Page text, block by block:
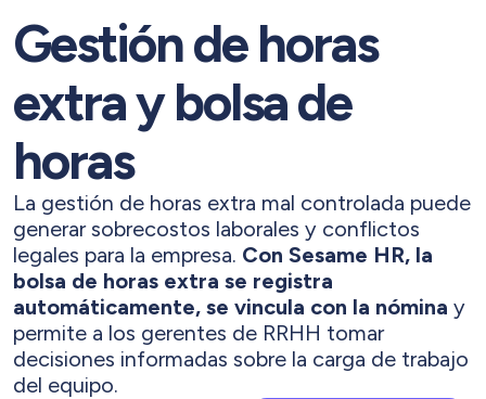
Gestión de horas
extra y bolsa de
horas
La gestión de horas extra mal controlada puede
generar sobrecostos laborales y conflictos
legales para la empresa. Con Sesame HR, la
bolsa de horas extra se registra
automáticamente, se vincula con la nómina y
permite a los gerentes de RRHH tomar
decisiones informadas sobre la carga de trabajo
del equipo.